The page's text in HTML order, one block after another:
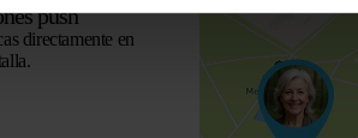
push
directamente en